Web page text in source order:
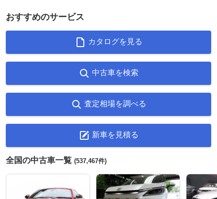
おすすめのサービス
カタログを見る
中古車を検索
査定相場を調べる
新車を見積る
全国の中古車一覧 (537,467件)